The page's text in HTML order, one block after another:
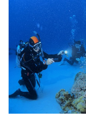
4.スイム遂行の可否
ツアー当日は、
スイムが実施で
エントリーできな
った場合でも返金
承ください。
5.海況について
沖縄の1月～3月は
ません。そのため
ケリングを行う場